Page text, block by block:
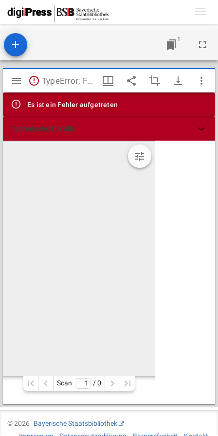
1
Mirador
Viewer
TypeError: Failed to fetch
Es ist ein Fehler aufgetreten
Technische Details
Scan / 0
©2026
Bayerische Staatsbibliothek